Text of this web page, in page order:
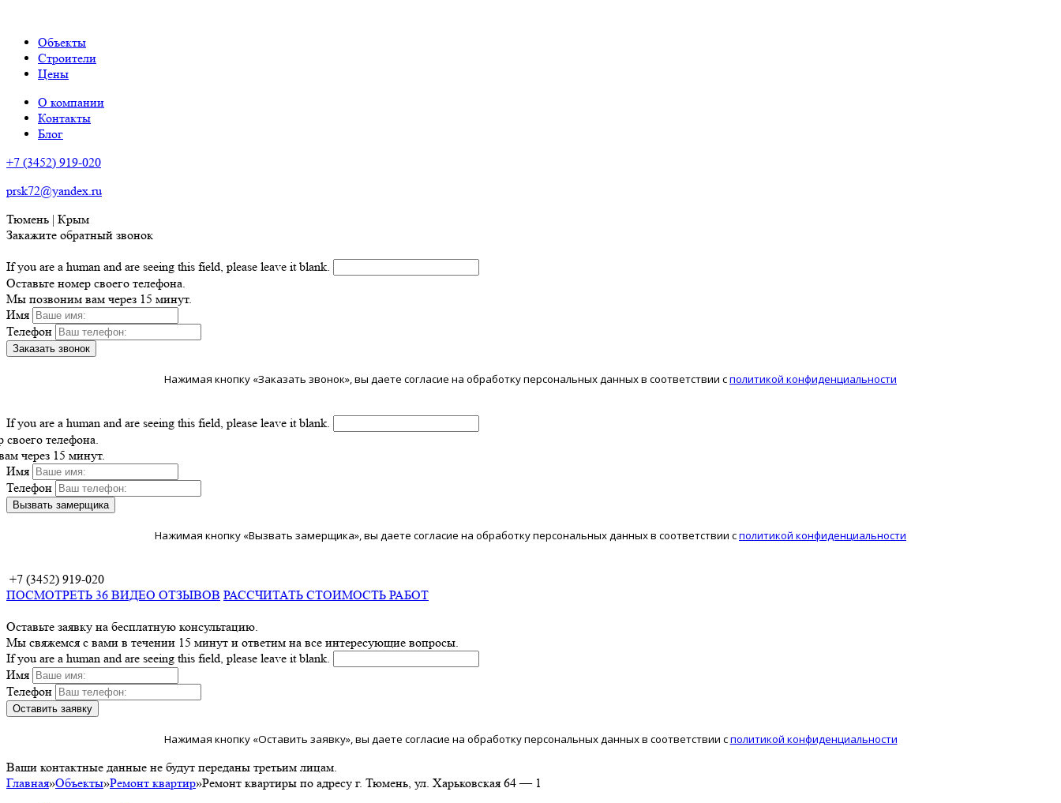
Объекты
Строители
Цены
О компании
Контакты
Блог
+7 (3452) 919-020
prsk72@yandex.ru
Тюмень | Крым
Закажите обратный звонок
If you are a human and are seeing this field, please leave it blank.
Оставьте номер своего телефона.
Мы позвоним вам через 15 минут.
Имя
Телефон
Нажимая кнопку «Заказать звонок», вы даете согласие на обработку персональных данных в соответствии сполитикой конфиденциальности
If you are a human and are seeing this field, please leave it blank.
своего телефона.
через 15 минут.
Имя
Телефон
Нажимая кнопку «Вызвать замерщика», вы даете согласие на обработку персональных данных в соответствии сполитикой конфиденциальности
+7 (3452) 919-020
ПОСМОТРЕТЬ 36 ВИДЕО ОТЗЫВОВ РАССЧИТАТЬ СТОИМОСТЬ РАБОТ
Оставьте заявку на бесплатную консультацию.
Мы свяжемся с вами в течении 15 минут и ответим на все интересующие вопросы.
If you are a human and are seeing this field, please leave it blank.
Имя
Телефон
Нажимая кнопку «Оставить заявку», вы даете согласие на обработку персональных данных в соответствии сполитикой конфиденциальности
Ваши контактные данные не будут переданы третьим лицам.
Главная»Объекты»Ремонт квартир»Ремонт квартиры по адресу г. Тюмень, ул. Харьковская 64 — 1